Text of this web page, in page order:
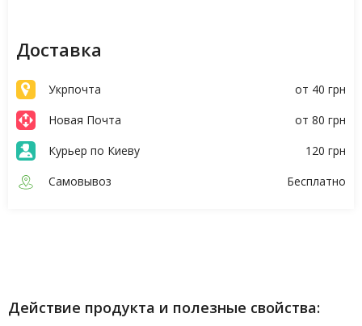
Доставка
Укрпочта
от 40 грн
Новая Почта
от 80 грн
Курьер по Киеву
120 грн
Самовывоз
Бесплатно
Действие продукта и полезные свойства: